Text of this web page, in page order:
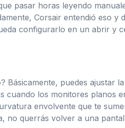
pasar horas leyendo
Corsair entendió eso y
configurarlo en un abrir y
Básicamente, puedes ajustar
cuando los monitores planos
envolvente que te
no querrás volver a una